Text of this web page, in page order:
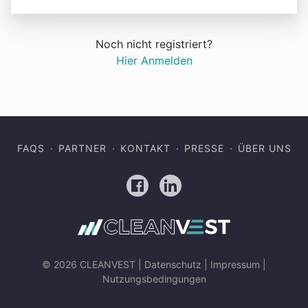
Noch nicht registriert?
Hier Anmelden
FAQS PARTNER KONTAKT PRESSE ÜBER UNS
FacebookLinkedIn
© 2026 CLEANVEST | Datenschutz Impressum
Nutzungsbedingungen